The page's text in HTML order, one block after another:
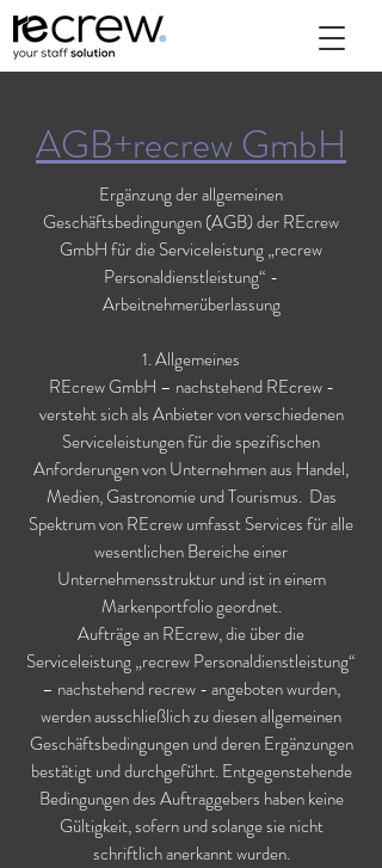
AGB+recrew GmbH
Ergänzung der allgemeinen
Geschäftsbedingungen (AGB) der REcrew
GmbH für die Serviceleistung „recrew
Personaldienstleistung“ -
Arbeitnehmerüberlassung
1. Allgemeines
REcrew GmbH – nachstehend REcrew -
versteht sich als Anbieter von verschiedenen
Serviceleistungen für die spezifischen
Anforderungen von Unternehmen aus Handel,
Medien, Gastronomie und Tourismus. Das
Spektrum von REcrew umfasst Services für alle
wesentlichen Bereiche einer
Unternehmensstruktur und ist in einem
Markenportfolio geordnet.
Aufträge an REcrew, die über die
Serviceleistung „recrew Personaldienstleistung“
– nachstehend recrew - angeboten wurden,
werden ausschließlich zu diesen allgemeinen
Geschäftsbedingungen und deren Ergänzungen
bestätigt und durchgeführt. Entgegenstehende
Bedingungen des Auftraggebers haben keine
Gültigkeit, sofern und solange sie nicht
schriftlich anerkannt wurden.